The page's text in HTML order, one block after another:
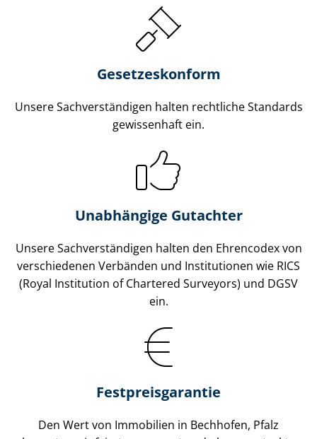
Gesetzes­konform
Unsere Sach­ver­stän­di­gen halten rechtliche Standards
gewissenhaft ein.
Unabhängige Gutachter
Unsere Sach­ver­stän­di­gen halten den Ehrencodex von
verschiedenen Verbänden und Institutionen wie RICS
(Royal Institution of Chartered Surveyors) und DGSV
ein.
Festpreis​garantie
Den Wert von Immobilien in Bechhofen, Pfalz